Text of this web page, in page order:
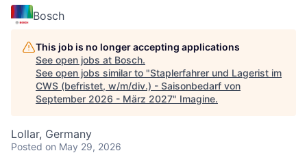
Bosch
This job is no longer accepting applications
See open jobs at Bosch.
See open jobs similar to "Staplerfahrer und Lagerist im
CWS (befristet, w/m/div.) - Saisonbedarf von
September 2026 - März 2027" Imagine.
Lollar, Germany
Posted on May 29, 2026